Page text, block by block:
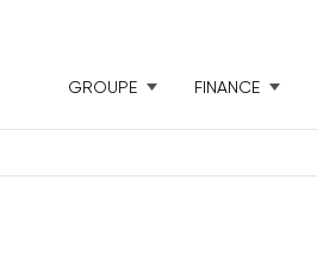
GROUPE FINANCE